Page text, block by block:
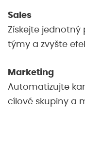
Sales
Získejte jednotný
týmy a zvyšte
Marketing
Automatizujte
cílové skupiny a